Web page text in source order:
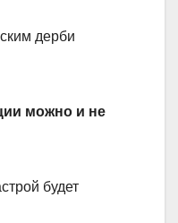
дерби
можно и не
будет